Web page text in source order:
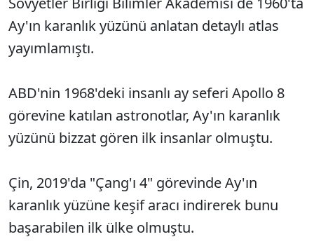
Ay'ın karanlık yüzünü anlatan detaylı atlas
yayımlamıştı.
ABD'nin 1968'deki insanlı ay seferi Apollo 8
görevine katılan astronotlar, Ay'ın karanlık
yüzünü bizzat gören ilk insanlar olmuştu.
Çin, 2019'da "Çang'ı 4" görevinde Ay'ın
karanlık yüzüne keşif aracı indirerek bunu
başarabilen ilk ülke olmuştu.